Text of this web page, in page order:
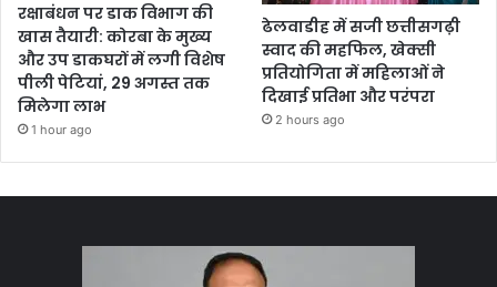
रक्षाबंधन पर डाक विभाग की
खास तैयारी: कोरबा के मुख्य
और उप डाकघरों में लगी विशेष
पीली पेटियां, 29 अगस्त तक
मिलेगा लाभ
1 hour ago
ढेलवाडीह में सजी छत्तीसगढ़ी
स्वाद की महफिल, खेक्सी
प्रतियोगिता में महिलाओं ने
दिखाई प्रतिभा और परंपरा
2 hours ago